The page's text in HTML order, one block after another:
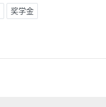
奖学金